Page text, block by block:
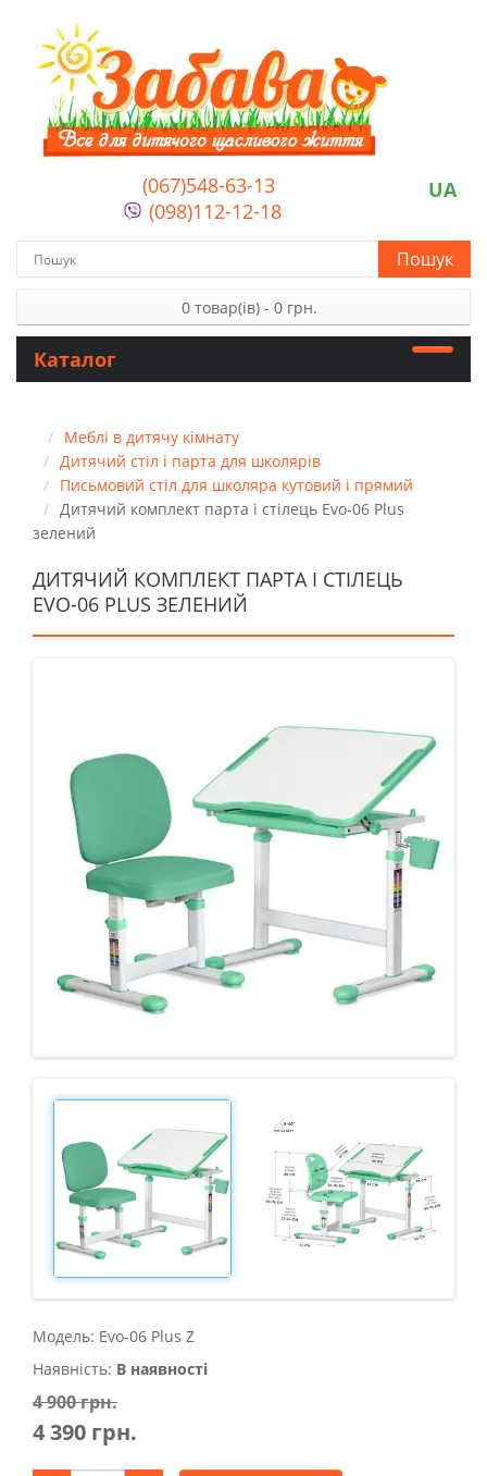
(067)548-63-13
(098)112-12-18
UA
Пошук
0 товар(ів) - 0 грн.
Каталог
Меблі в дитячу кімнату
Дитячий стіл і парта для школярів
Письмовий стіл для школяра кутовий і прямий
Дитячий комплект парта і стілець Evo-06 Plus
зелений
ДИТЯЧИЙ КОМПЛЕКТ ПАРТА І СТІЛЕЦЬ
EVO-06 PLUS ЗЕЛЕНИЙ
Модель: Evo-06 Plus Z
Наявність: В наявності
4 900 грн.
4 390 грн.